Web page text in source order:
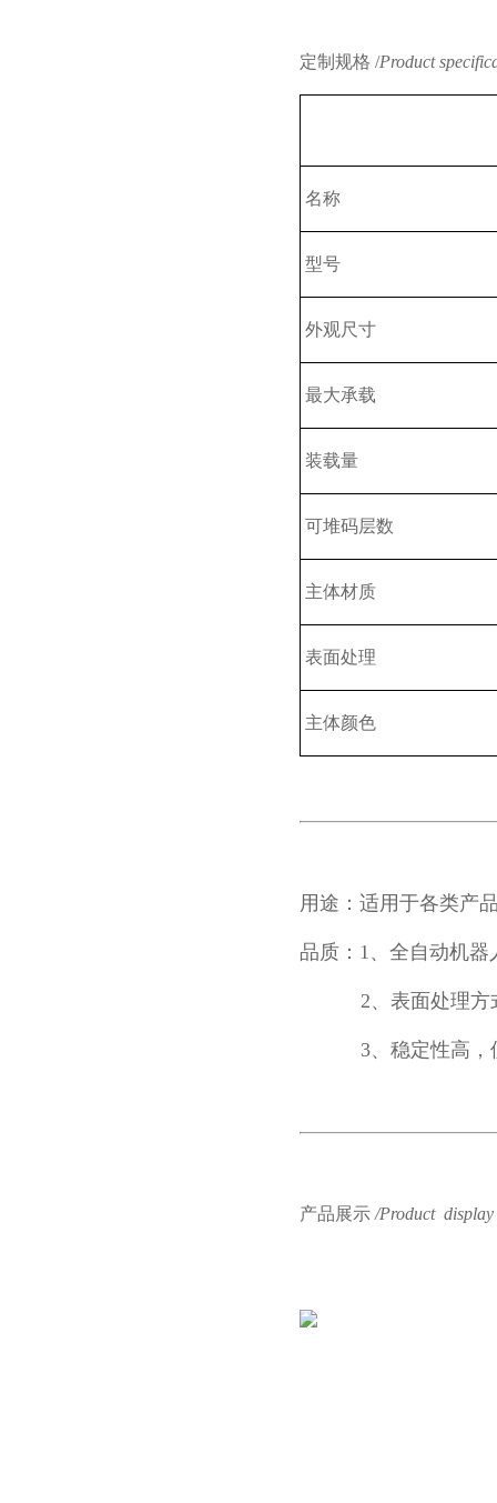
定制规格 /Product
名称
型号
外观尺寸
最大承载
装载量
可堆码层数
主体材质
表面处理
主体颜色
用途：适用于各类产
品质：1、全自动机器
2、表面处理方式
3、稳定性高，
产品展示 /Product display